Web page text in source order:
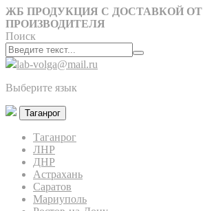
ЖБ ПРОДУКЦИЯ С ДОСТАВКОЙ ОТ
ПРОИЗВОДИТЕЛЯ
Поиск
lab-volga@mail.ru
Выберите язык
Таганрог
Таганрог
ЛНР
ДНР
Астрахань
Саратов
Мариуполь